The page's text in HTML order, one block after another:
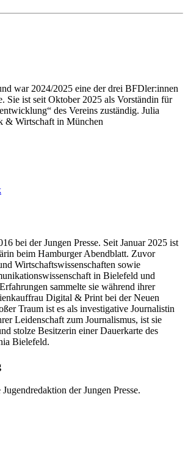
war 2024/2025 eine der drei BFDler:innen
Sie ist seit Oktober 2025 als Vorständin für
des Vereins zuständig. Julia
& Wirtschaft in München
bei der Jungen Presse. Seit Januar 2025 ist
beim Hamburger Abendblatt. Zuvor
Wirtschaftswissenschaften sowie
in Bielefeld und
sammelte sie während ihrer
Digital & Print bei der Neuen
Traum ist es als investigative Journalistin
Leidenschaft zum Journalismus, ist sie
stolze Besitzerin einer Dauerkarte des
Bielefeld.
der Jungen Presse.